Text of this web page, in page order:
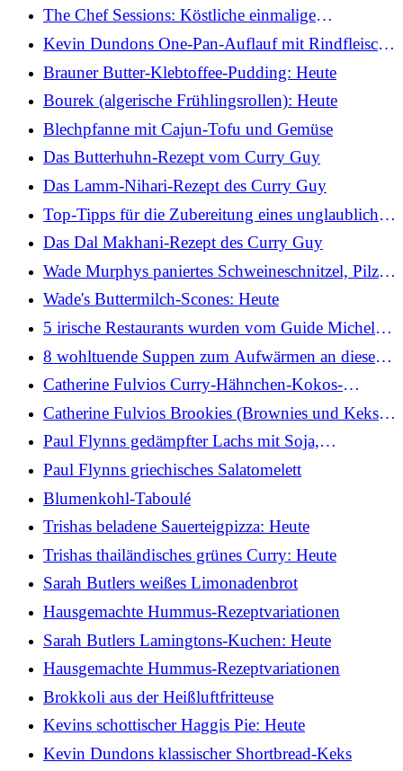
The Chef Sessions: Köstliche einmalige
Veranstaltungen in ganz Dublin
Kevin Dundons One-Pan-Auflauf mit Rindfleisch
und Chorizo: Heute
Brauner Butter-Klebtoffee-Pudding: Heute
Bourek (algerische Frühlingsrollen): Heute
Blechpfanne mit Cajun-Tofu und Gemüse
Das Butterhuhn-Rezept vom Curry Guy
Das Lamm-Nihari-Rezept des Curry Guy
Top-Tipps für die Zubereitung eines unglaublichen
Slow-Cooker-Currys
Das Dal Makhani-Rezept des Curry Guy
Wade Murphys paniertes Schweineschnitzel, Pilze
und Estragonsauce: Heute
Wade's Buttermilch-Scones: Heute
5 irische Restaurants wurden vom Guide Michelin
mit Bib Gourmands ausgezeichnet
8 wohltuende Suppen zum Aufwärmen an diesem
Wochenende
Catherine Fulvios Curry-Hähnchen-Kokos-
Nudelsuppe: Heute
Catherine Fulvios Brookies (Brownies und Kekse):
Heute
Paul Flynns gedämpfter Lachs mit Soja,
Knoblauch und Ingwergemüse
Paul Flynns griechisches Salatomelett
Blumenkohl-Taboulé
Trishas beladene Sauerteigpizza: Heute
Trishas thailändisches grünes Curry: Heute
Sarah Butlers weißes Limonadenbrot
Hausgemachte Hummus-Rezeptvariationen
Sarah Butlers Lamingtons-Kuchen: Heute
Hausgemachte Hummus-Rezeptvariationen
Brokkoli aus der Heißluftfritteuse
Kevins schottischer Haggis Pie: Heute
Kevin Dundons klassischer Shortbread-Keks